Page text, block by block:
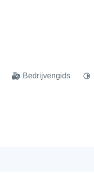
Bedrijvengids